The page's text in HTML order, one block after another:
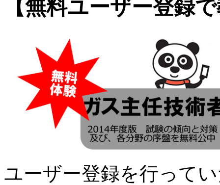
【無料ユーザー登録
ユーザー登録を行って